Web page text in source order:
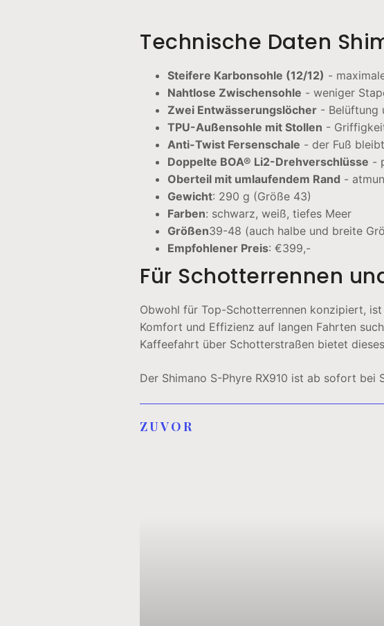
Technische Daten
Steifere Karbonsohle (12/12) -
Nahtlose Zwischensohle - weniger
Zwei Entwässerungslöcher - Belüftung
TPU-Außensohle mit Stollen -
Anti-Twist Fersenschale - der Fuß
Doppelte BOA® Li2-Drehverschlüsse -
Oberteil mit umlaufendem Rand -
Gewicht: 290 g (Größe 43)
Farben: schwarz, weiß, tiefes Meer
Größen39-48 (auch halbe und breite
Empfohlener Preis: €399,-
Für Schotterrennen
Obwohl für Top-Schotterrennen konzipiert,
Komfort und Effizienz auf langen Fahrten
Kaffeefahrt über Schotterstraßen bietet
Der Shimano S-Phyre RX910 ist ab sofort bei
ZUVOR